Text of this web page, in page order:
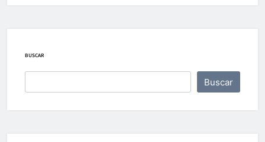
BUSCAR
Buscar